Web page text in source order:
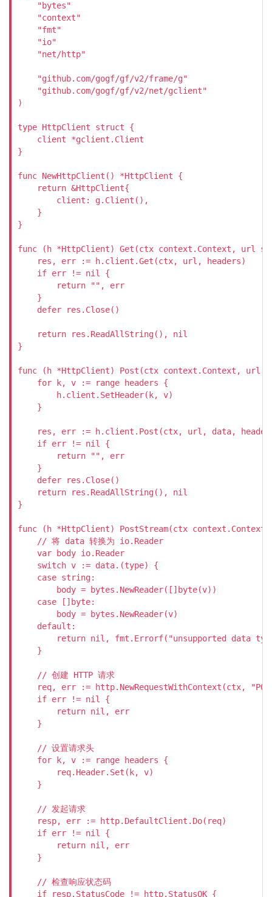
    "bytes"
    "context"
    "fmt"
    "io"
    "net/http"
    "github.com/gogf/gf/v2/frame/g"
    "github.com/gogf/gf/v2/net/gclient"
)
type HttpClient struct {
    client *gclient.Client
}
func NewHttpClient() *HttpClient {
    return &HttpClient{
        client: g.Client(),
    }
}
func (h *HttpClient) Get(ctx context.Context, url
    res, err := h.client.Get(ctx, url, headers)
    if err != nil {
        return "", err
    }
    defer res.Close()
    return res.ReadAllString(), nil
}
func (h *HttpClient) Post(ctx context.Context,
    for k, v := range headers {
        h.client.SetHeader(k, v)
    }
res, err := h.client.Post(ctx, url, data,
    if err != nil {
        return "", err
    }
    defer res.Close()
    return res.ReadAllString(), nil
}
func (h *HttpClient) PostStream(ctx
    // 将 data 转换为 io.Reader
    var body io.Reader
    switch v := data.(type) {
    case string:
        body = bytes.NewReader([]byte(v))
    case []byte:
        body = bytes.NewReader(v)
    default:
return nil, fmt.Errorf("unsupported data
    }
    // 创建 HTTP 请求
req, err := http.NewRequestWithContext(ctx,
    if err != nil {
        return nil, err
    }
    // 设置请求头
    for k, v := range headers {
        req.Header.Set(k, v)
    }
    // 发起请求
    resp, err := http.DefaultClient.Do(req)
    if err != nil {
        return nil, err
    }
    // 检查响应状态码
    if resp.StatusCode != http.StatusOK {